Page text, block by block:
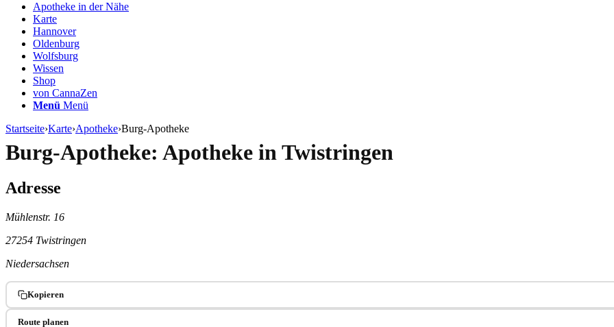
Apotheke in der Nähe
Karte
Hannover
Oldenburg
Wolfsburg
Wissen
Shop
von CannaZen
Menü Menü
Startseite›Karte›Apotheke›Burg-Apotheke
Burg-Apotheke: Apotheke in Twistringen
Adresse
Mühlenstr. 16
27254 Twistringen
Niedersachsen
Kopieren
Route planen